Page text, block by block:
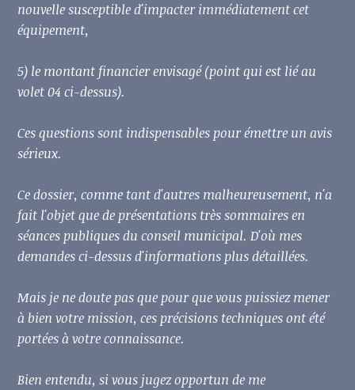
nouvelle susceptible d'impacter immédiatement cet
équipement,
5) le montant financier envisagé (point qui est lié au
volet 04 ci-dessus).
Ces questions sont indispensables pour émettre un avis
sérieux.
Ce dossier, comme tant d'autres malheureusement, n'a
fait l'objet que de présentations très sommaires en
séances publiques du conseil municipal. D'où mes
demandes ci-dessus d'informations plus détaillées.
Mais je ne doute pas que pour que vous puissiez mener
à bien votre mission, ces précisions techniques ont été
portées à votre connaissance.
Bien entendu, si vous jugez opportun de me